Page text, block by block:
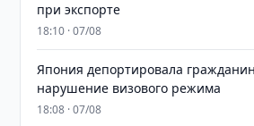
при экспорте
18:10 · 07/08
Япония депортировала
нарушение визового режима
18:08 · 07/08